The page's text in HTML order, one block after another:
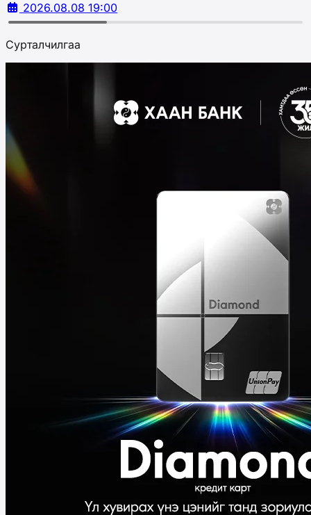
2026.08.08 19:00
Сурталчилгаа